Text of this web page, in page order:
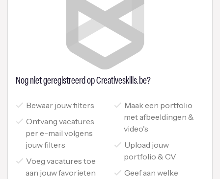
Nog niet geregistreerd op Creativeskills.be?
Bewaar jouw filters
Ontvang vacatures
per e-mail volgens
jouw filters
Voeg vacatures toe
aan jouw favorieten
Maak een portfolio
met afbeeldingen &
video's
Upload jouw
portfolio & CV
Geef aan welke